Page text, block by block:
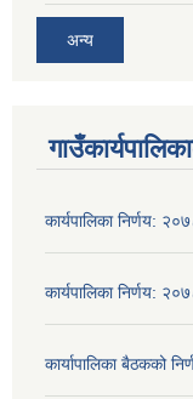
अन्य
कार्यपालिका निर्णय:
कार्यपालिका निर्णय:
कार्यापालिका बैठकको